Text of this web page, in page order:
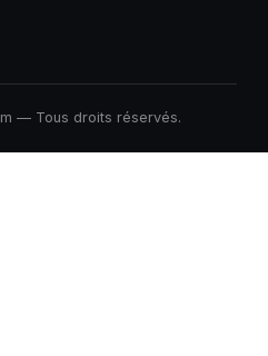
— Tous droits réservés.